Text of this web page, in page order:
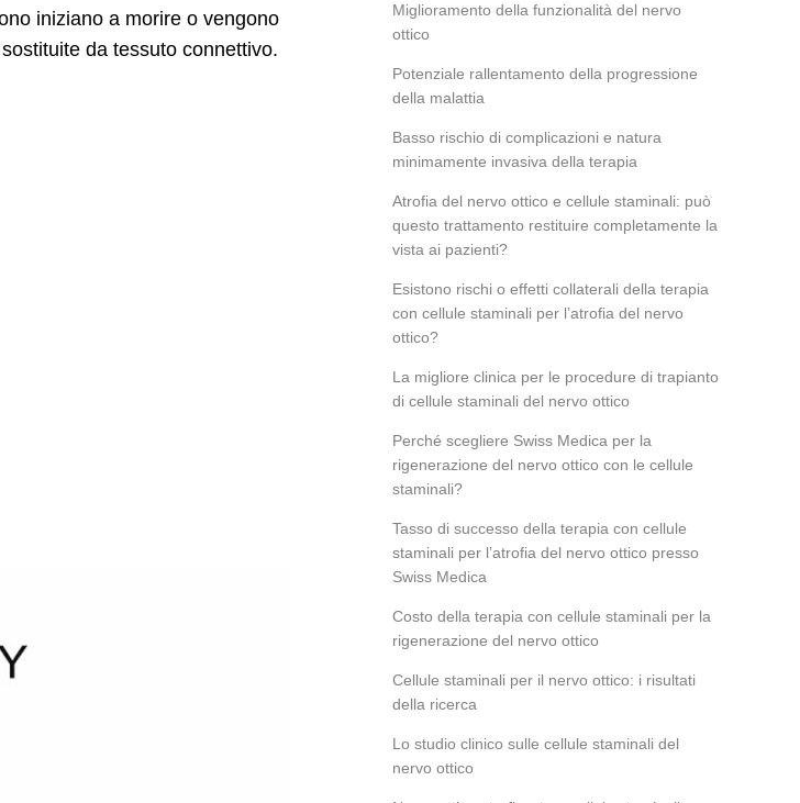
iniziano a morire o vengono
da tessuto connettivo.
Miglioramento della funzionalità del nervo
ottico
Potenziale rallentamento della progressione
della malattia
Basso rischio di complicazioni e natura
minimamente invasiva della terapia
Atrofia del nervo ottico e cellule staminali: può
questo trattamento restituire completamente la
vista ai pazienti?
Esistono rischi o effetti collaterali della terapia
con cellule staminali per l’atrofia del nervo
ottico?
La migliore clinica per le procedure di trapianto
di cellule staminali del nervo ottico
Perché scegliere Swiss Medica per la
rigenerazione del nervo ottico con le cellule
staminali?
Tasso di successo della terapia con cellule
staminali per l’atrofia del nervo ottico presso
Swiss Medica
Costo della terapia con cellule staminali per la
rigenerazione del nervo ottico
Cellule staminali per il nervo ottico: i risultati
della ricerca
Lo studio clinico sulle cellule staminali del
nervo ottico